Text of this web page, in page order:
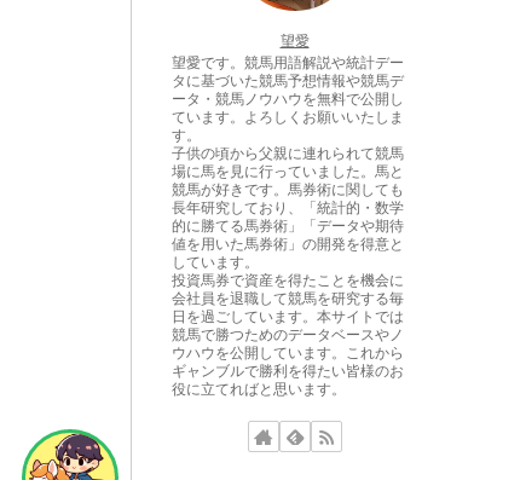
望愛
望愛です。競馬用語解説や統計デー
タに基づいた競馬予想情報や競馬デ
ータ・競馬ノウハウを無料で公開し
ています。よろしくお願いいたしま
す。
子供の頃から父親に連れられて競馬
場に馬を見に行っていました。馬と
競馬が好きです。馬券術に関しても
長年研究しており、「統計的・数学
的に勝てる馬券術」「データや期待
値を用いた馬券術」の開発を得意と
しています。
投資馬券で資産を得たことを機会に
会社員を退職して競馬を研究する毎
日を過ごしています。本サイトでは
競馬で勝つためのデータベースやノ
ウハウを公開しています。これから
ギャンブルで勝利を得たい皆様のお
役に立てればと思います。